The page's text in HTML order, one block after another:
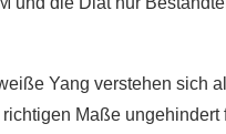
Yang verstehen sich
Maße